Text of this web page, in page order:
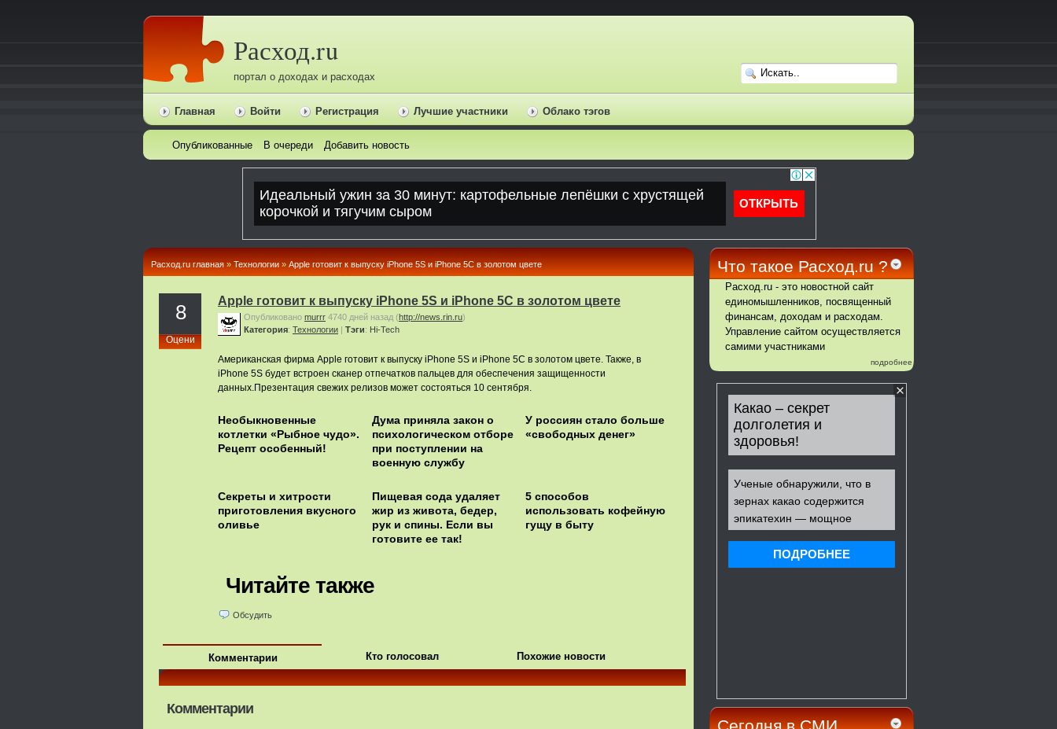
Расход.ru
портал о доходах и расходах
Главная Войти Регистрация Лучшие участники Облако тэгов
Опубликованные В очереди Добавить новость
Расход.ru главная » Технологии » Apple готовит к выпуску iPhone 5S и iPhone 5C в золотом цвете
8
Оцени
Apple готовит к выпуску iPhone 5S и iPhone 5C в золотом цвете
Опубликовано murrr 4740 дней назад (http://news.rin.ru)
Категория: Технологии | Тэги: Hi-Tech
Американская фирма Apple готовит к выпуску iPhone 5S и iPhone 5C в золотом цвете. Также, в
iPhone 5S будет встроен сканер отпечатков пальцев для обеспечения защищенности
данных.Презентация свежих релизов может состояться 10 сентября.
Необыкновенные
котлетки «Рыбное чудо».
Рецепт особенный!
Дума приняла закон о
психологическом отборе
при поступлении на
военную службу
У россиян стало больше
«свободных денег»
Секреты и хитрости
приготовления вкусного
оливье
Пищевая сода удаляет
жир из живота, бедер,
рук и спины. Если вы
готовите ее так!
5 способов
использовать кофейную
гущу в быту
Читайте также
Обсудить
Комментарии Кто голосовал Похожие новости
Комментарии
Что такое Расход.ru ?
Расход.ru - это новостной сайт
единомышленников, посвященный
финансам, доходам и расходам.
Управление сайтом осуществляется
самими участниками
подробнее